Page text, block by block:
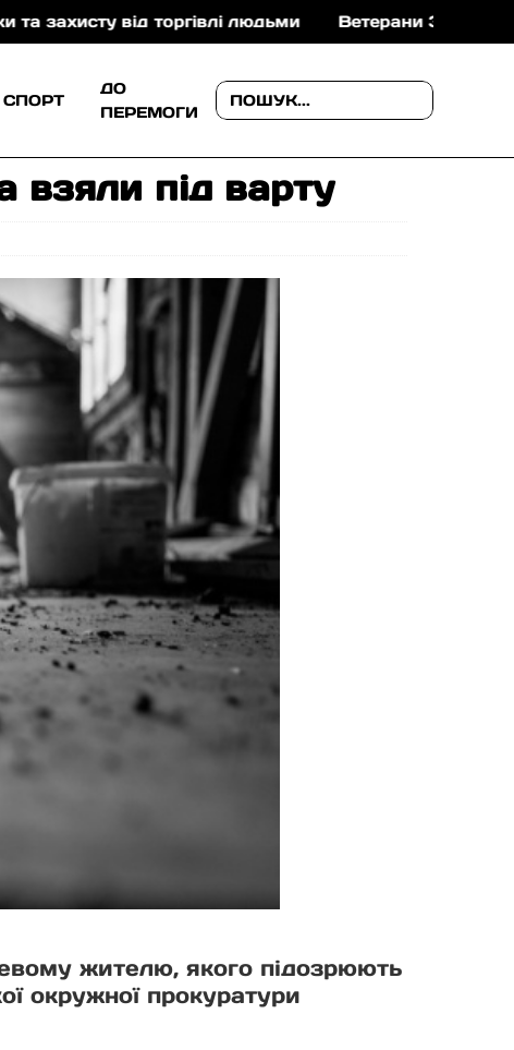
торгівлі людьми Ветерани Закарпаття можуть
СПОРТ
ДО
ПЕРЕМОГИ
взяли під варту
жителю, якого підозрюють
окружної прокуратури